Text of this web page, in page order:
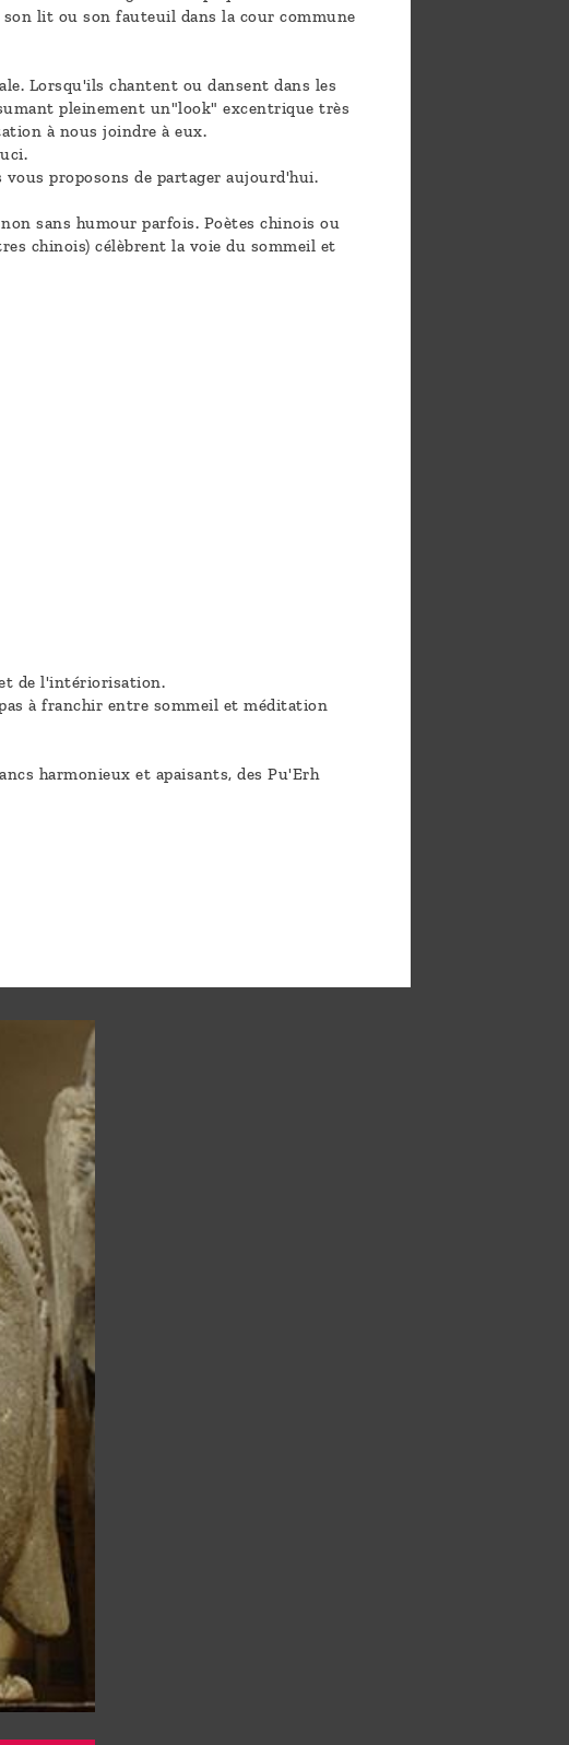
lit ou son fauteuil dans la cour commune
Lorsqu'ils chantent ou dansent dans les
pleinement un"look" excentrique très
à nous joindre à eux.
proposons de partager aujourd'hui.
sans humour parfois. Poètes chinois ou
chinois) célèbrent la voie du sommeil et
et de l'intériorisation.
à franchir entre sommeil et méditation
harmonieux et apaisants, des Pu'Erh